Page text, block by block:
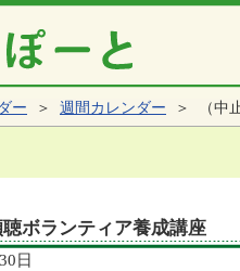
ー ＞ 週間カレンダー ＞ （中
ボランティア養成講座
日